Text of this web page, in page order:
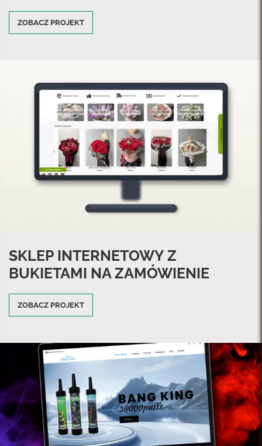
ZOBACZ PROJEKT
SKLEP INTERNETOWY Z
BUKIETAMI NA ZAMÓWIENIE
ZOBACZ PROJEKT